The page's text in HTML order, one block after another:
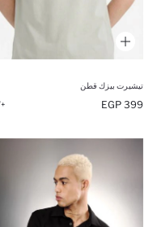
تيشيرت بيزك قطن
399 EGP
+17